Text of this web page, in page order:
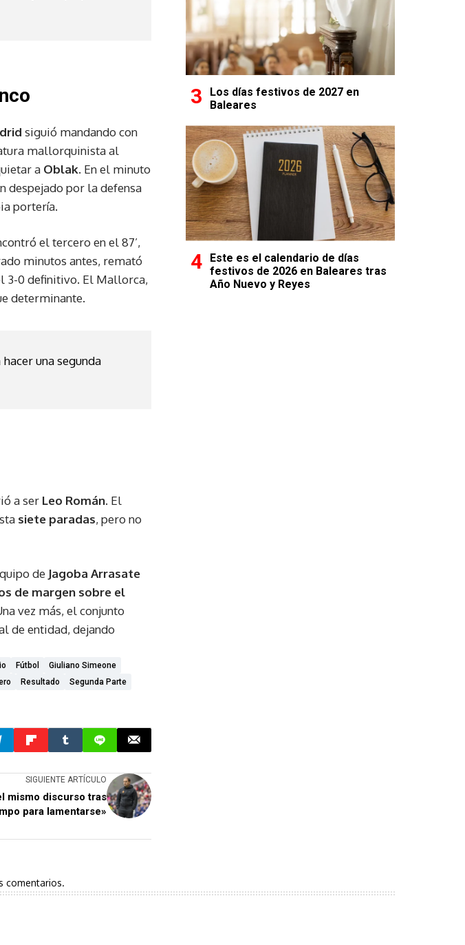
siguió mandando con
mallorquinista al
a Oblak. En el minuto
despejado por la defensa
portería.
el tercero en el 87’,
minutos antes, remató
3-0 definitivo. El Mallorca,
determinante.
una segunda
a ser Leo Román. El
siete paradas, pero no
de Jagoba Arrasate
de margen sobre el
vez más, el conjunto
de entidad, dejando
Fútbol
Giuliano Simeone
Resultado
Segunda Parte
SIGUIENTE ARTÍCULO
mismo discurso tras
para lamentarse»
comentarios.
Los días festivos de 2027 en
Baleares
Este es el calendario de días
festivos de 2026 en Baleares tras
Año Nuevo y Reyes